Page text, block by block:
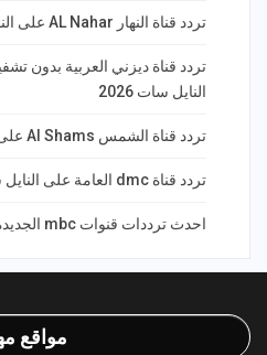
تردد قناة النهار AL Nahar على النايل سات 2026
النايل سات 2026
تردد قناة الشمس Al Shams على النايل سات 2026
تردد قناة dmc العامة على النايل سات 2026
احدث ترددات قنوات mbc الجديدة 2026 نايل سات وعرب سات
مواقع